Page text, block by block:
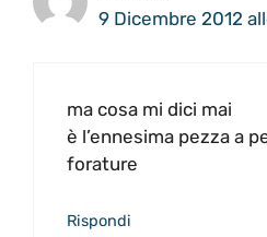
9 Dicembre 2012
ma cosa mi dici mai
è l’ennesima pezza a
forature
Rispondi